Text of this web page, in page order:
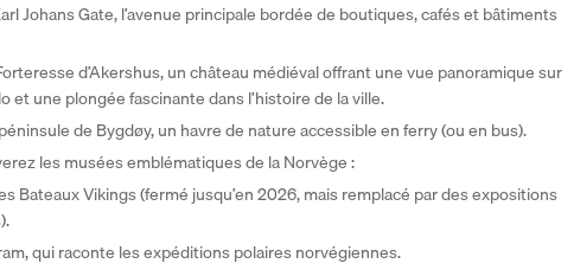
Johans Gate, l’avenue principale bordée de boutiques, cafés et bâtiments
d’Akershus, un château médiéval offrant une vue panoramique sur
et une plongée fascinante dans l’histoire de la ville.
de Bygdøy, un havre de nature accessible en ferry (ou en bus).
les musées emblématiques de la Norvège :
Bateaux Vikings (fermé jusqu’en 2026, mais remplacé par des expositions
qui raconte les expéditions polaires norvégiennes.